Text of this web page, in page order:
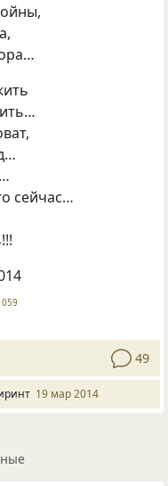
сейчас…
49
19 мар 2014